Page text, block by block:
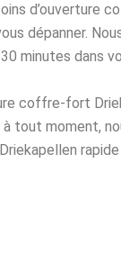
d’ouverture
dépanner.
minutes dans
coffre-fort
tout moment,